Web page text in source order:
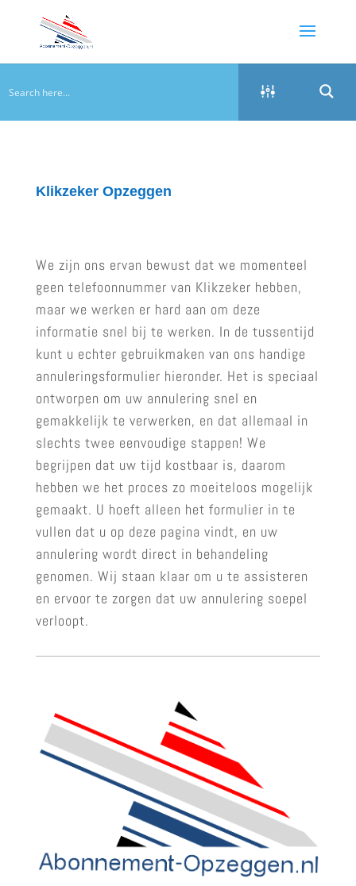
Klikzeker Opzeggen
We zijn ons ervan bewust dat we momenteel
geen telefoonnummer van Klikzeker hebben,
maar we werken er hard aan om deze
informatie snel bij te werken. In de tussentijd
kunt u echter gebruikmaken van ons handige
annuleringsformulier hieronder. Het is speciaal
ontworpen om uw annulering snel en
gemakkelijk te verwerken, en dat allemaal in
slechts twee eenvoudige stappen! We
begrijpen dat uw tijd kostbaar is, daarom
hebben we het proces zo moeiteloos mogelijk
gemaakt. U hoeft alleen het formulier in te
vullen dat u op deze pagina vindt, en uw
annulering wordt direct in behandeling
genomen. Wij staan klaar om u te assisteren
en ervoor te zorgen dat uw annulering soepel
verloopt.